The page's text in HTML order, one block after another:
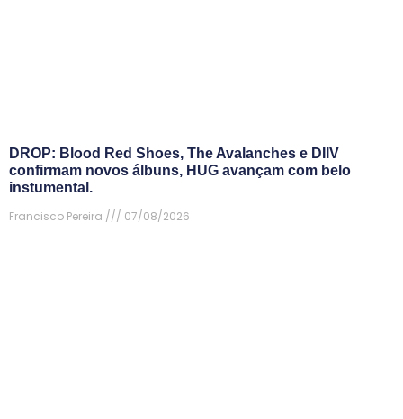
DROP: Blood Red Shoes, The Avalanches e DIIV
confirmam novos álbuns, HUG avançam com belo
instumental.
Francisco Pereira
07/08/2026